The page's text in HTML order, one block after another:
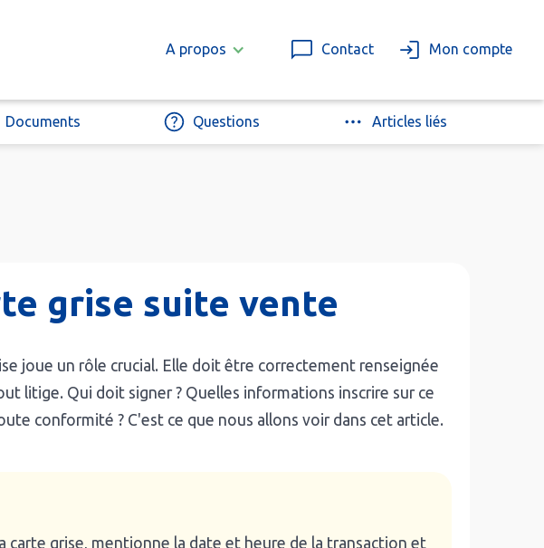
A propos Contact Mon compte
Documents Questions Articles liés
grise suite vente
joue un rôle crucial. Elle doit être correctement renseignée
litige. Qui doit signer ? Quelles informations inscrire sur ce
conformité ? C'est ce que nous allons voir dans cet article.
carte grise, mentionne la date et heure de la transaction et